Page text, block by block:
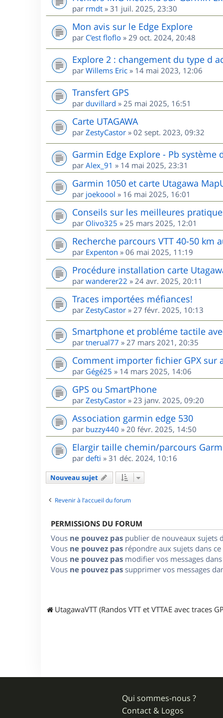
par rmdt » 31 juil. 2025, 23:30
Mon avis sur le Edge Explore
par C'est floflo » 29 oct. 2024, 20:48
Explore 2 : changement du type d
par Willems Eric » 14 mai 2023, 12:06
Transfert GPS
par duvillard » 25 mai 2025, 16:51
Carte UTAGAWA
par ZestyCastor » 02 sept. 2023, 09:32
Garmin Edge Explore - Pb système
par Alex_91 » 14 mai 2025, 23:31
Garmin 1050 et carte Utagawa
par joekoool » 16 mai 2025, 16:01
Conseils sur les meilleures
par Olivo325 » 25 mars 2025, 12:01
Recherche parcours VTT 40-50 km
par Expenton » 06 mai 2025, 11:19
Procédure installation carte
par wanderer22 » 24 avr. 2025, 20:11
Traces importées méfiances!
par ZestyCastor » 27 févr. 2025, 10:13
Smartphone et probléme tactile
par tnerual77 » 27 mars 2021, 20:35
Comment importer fichier GPX sur
par Gégé25 » 14 mars 2025, 14:06
GPS ou SmartPhone
par ZestyCastor » 23 janv. 2025, 09:20
Association garmin edge 530
par buzzy440 » 20 févr. 2025, 14:50
Elargir taille chemin/parcours
par defti » 31 déc. 2024, 10:16
Nouveau sujet
Revenir à l’accueil du forum
PERMISSIONS DU FORUM
Vous ne pouvez pas publier de nouveaux sujets
Vous ne pouvez pas répondre aux sujets dans
Vous ne pouvez pas modifier vos messages
Vous ne pouvez pas supprimer vos messages
UtagawaVTT (Randos VTT et VTTAE avec traces
Qui sommes-nous ?
Contact & Logos